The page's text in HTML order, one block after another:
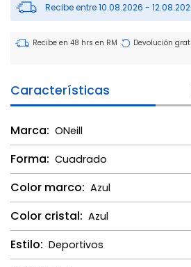
Recibe entre 10.08.2026 -
Recibe en 48 hrs en RM Devolución
Características
Marca: ONeill
Forma: Cuadrado
Color marco: Azul
Color cristal: Azul
Estilo: Deportivos